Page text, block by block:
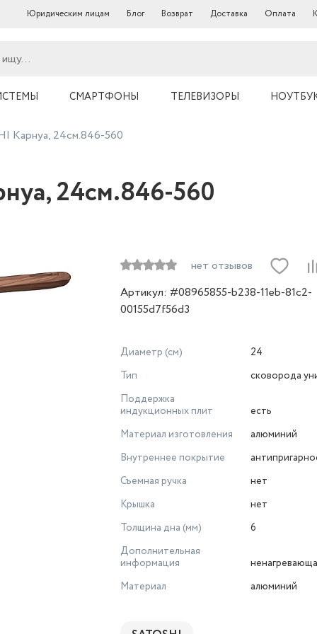
Юридическим лицам Блог Возврат Доставка Оплата
СМАРТФОНЫ ТЕЛЕВИЗОРЫ
Карнуа, 24см.846-560
24см.846-560
нет отзывов
Артикул: #08965855-b238-11eb-81c2-
00155d7f56d3
Диаметр (см)
24
Тип
сковорода
Поддержка
индукционных плит
есть
Материал изготовления
алюминий
Внутреннее покрытие
Съемная ручка
нет
Крышка
нет
Толщина дна (мм)
6
Дополнительная
информация
Материал
алюминий